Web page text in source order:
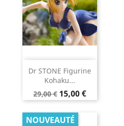
Dr STONE Figurine
Kohaku...
Prix
de
base
29,00 € Prix
15,00 €
NOUVEAUTÉ